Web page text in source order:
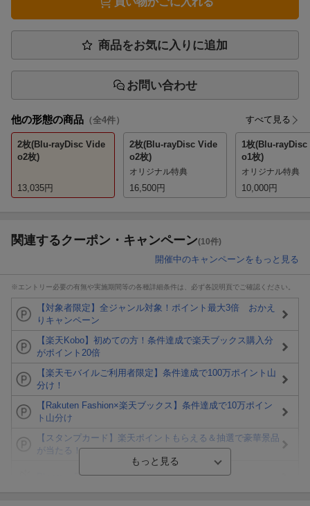
商品をお気に入りに追加
お問い合わせ
他の形態の商品 （全4件） すべて見る
2枚(Blu-rayDisc Vide
o2枚)
13,035円
2枚(Blu-rayDisc Vide
o2枚)
オリジナル特典
16,500円
1枚(Blu-rayDisc
o1枚)
オリジナル特典
10,000円
関連するクーポン・キャンペーン(10件)
開催中のキャンペーンをもっと見る
※エントリー必要の有無や実施期間等の各種詳細条件は、必ず各説明頁でご確認ください。
【対象者限定】全ジャンル対象！ポイント最大3倍 おかえ
りキャンペーン
【楽天Kobo】初めての方！条件達成で楽天ブックス購入分
がポイント20倍
【楽天モバイルご利用者限定】条件達成で100万ポイント山
分け！
【Rakuten Fashion×楽天ブックス】条件達成で10万ポイン
ト山分け
【スタンプカード】楽天ポイントもらえる＆抽選で豪華景品
が当たる！
Blu-ray・DVDセール・お買い得情報